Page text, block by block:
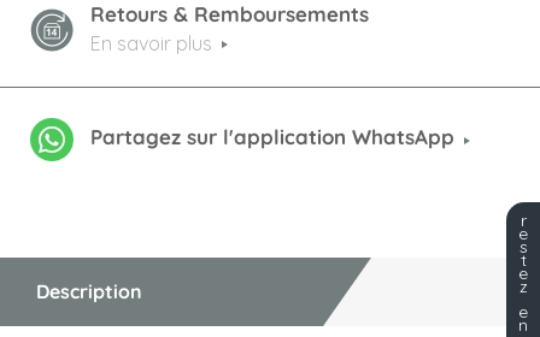
Retours & Remboursements
En savoir plus
Partagez sur l'application WhatsApp
Description
r
e
s
t
e
z
e
n